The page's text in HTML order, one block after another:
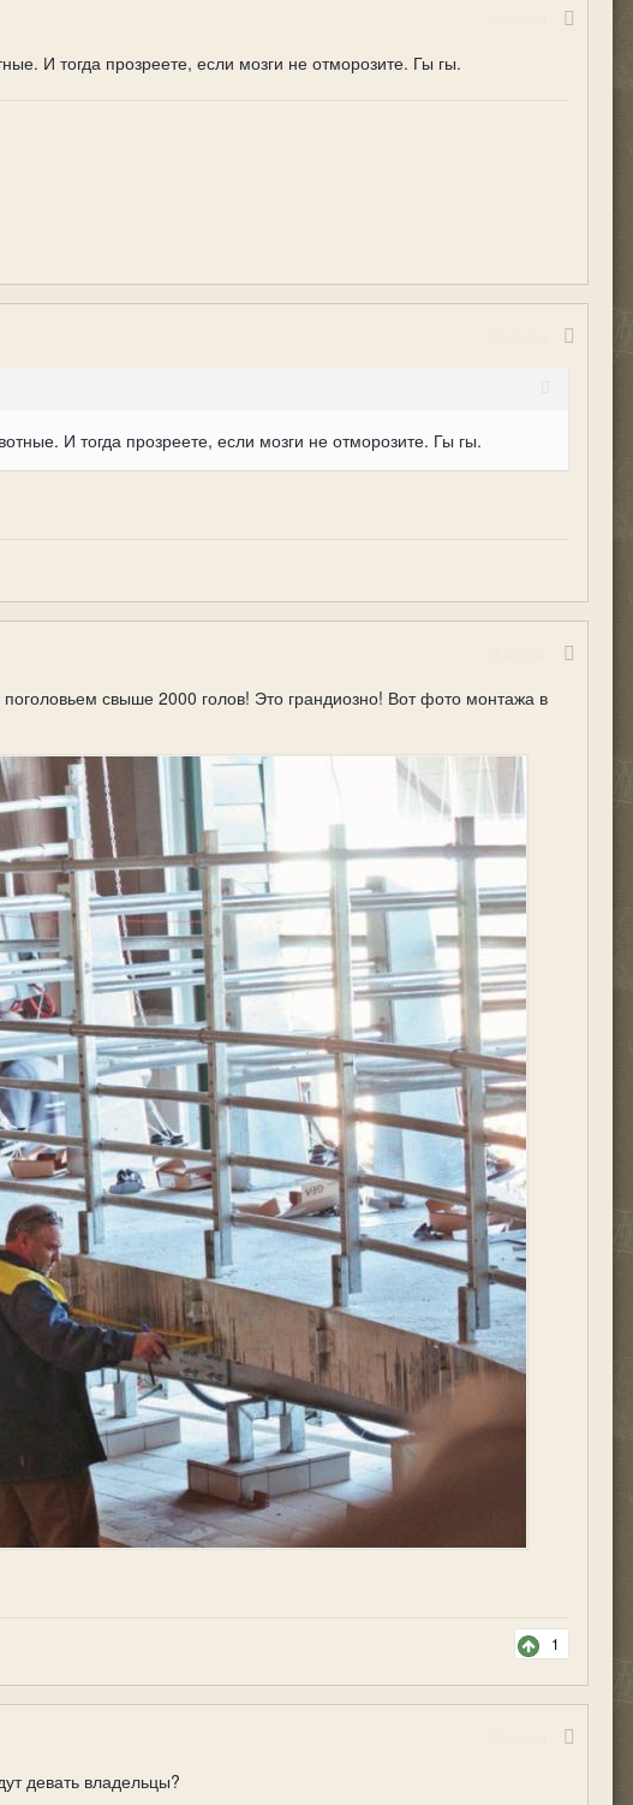
И тогда прозреете, если мозги не отморозите. Гы гы.
И тогда прозреете, если мозги не отморозите. Гы гы.
свыше 2000 голов! Это грандиозно! Вот фото монтажа в
1
девать владельцы?